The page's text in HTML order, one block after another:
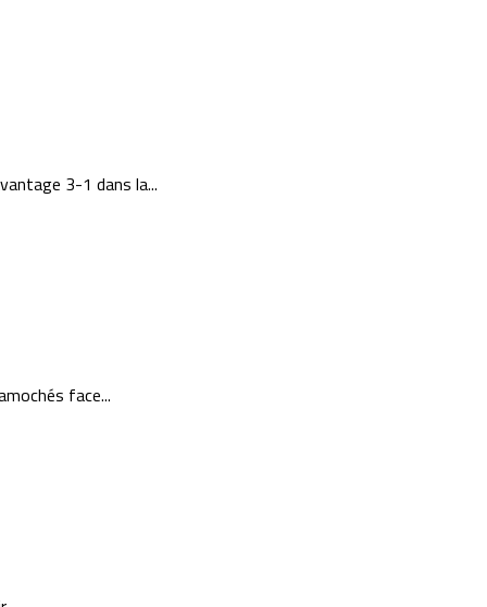
3-1 dans la...
face...